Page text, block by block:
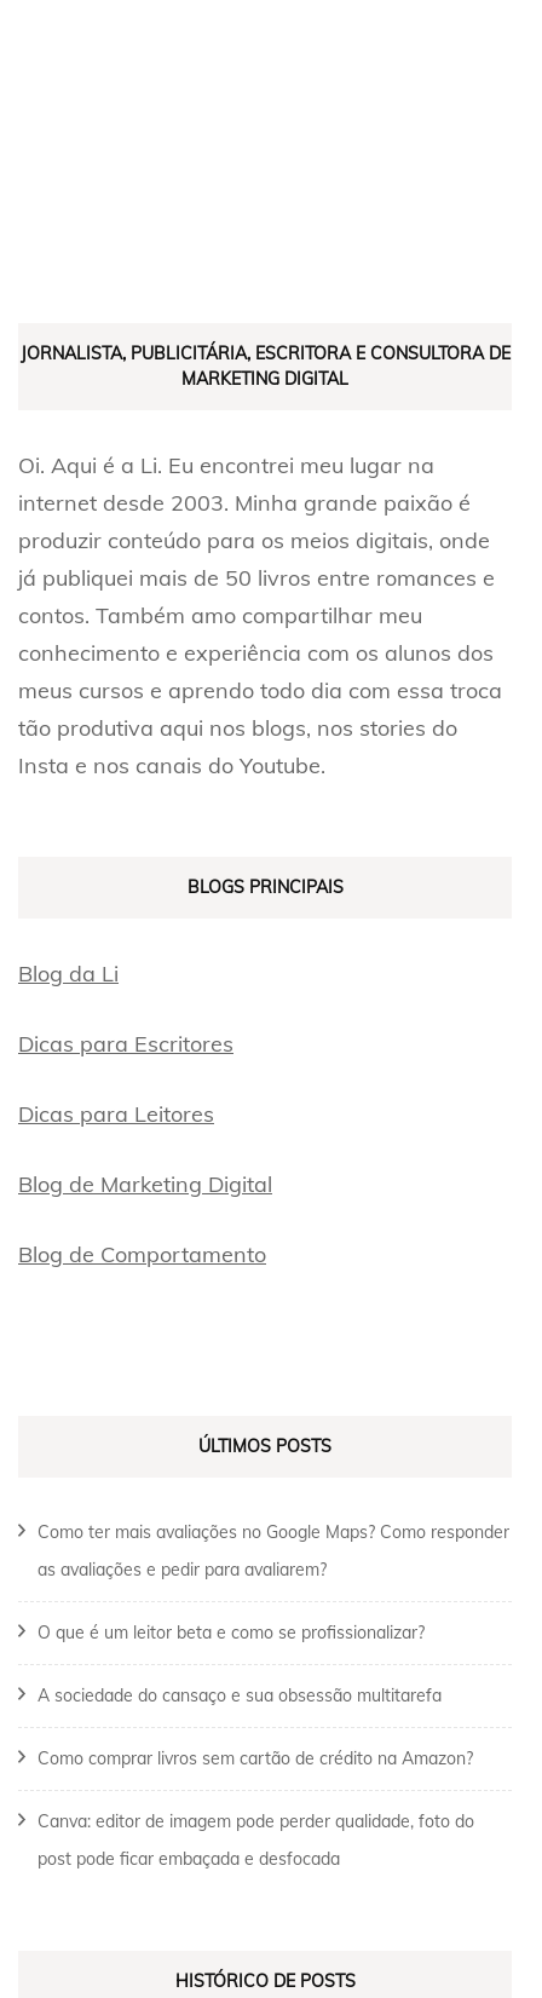
JORNALISTA, PUBLICITÁRIA, ESCRITORA E CONSULTORA DE
MARKETING DIGITAL
Oi. Aqui é a Li. Eu encontrei meu lugar na
internet desde 2003. Minha grande paixão é
produzir conteúdo para os meios digitais, onde
já publiquei mais de 50 livros entre romances e
contos. Também amo compartilhar meu
conhecimento e experiência com os alunos dos
meus cursos e aprendo todo dia com essa troca
tão produtiva aqui nos blogs, nos stories do
Insta e nos canais do Youtube.
BLOGS PRINCIPAIS
Blog da Li
Dicas para Escritores
Dicas para Leitores
Blog de Marketing Digital
Blog de Comportamento
ÚLTIMOS POSTS
Como ter mais avaliações no Google Maps? Como responder
as avaliações e pedir para avaliarem?
O que é um leitor beta e como se profissionalizar?
A sociedade do cansaço e sua obsessão multitarefa
Como comprar livros sem cartão de crédito na Amazon?
Canva: editor de imagem pode perder qualidade, foto do
post pode ficar embaçada e desfocada
HISTÓRICO DE POSTS